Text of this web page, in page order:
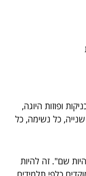
ופוזות היוגה,
כל נשימה, כל
שם". זה להיות